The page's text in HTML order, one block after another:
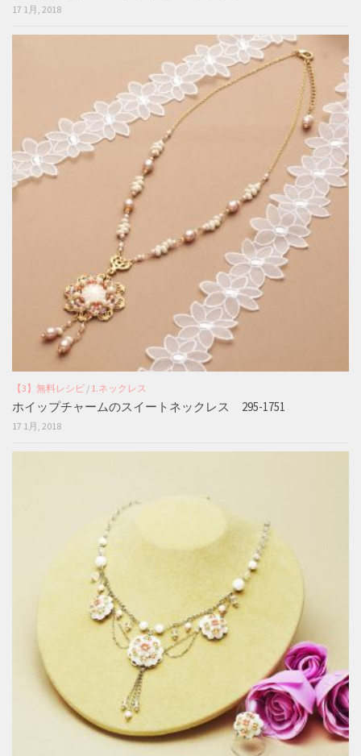
17 1月, 2018
【3】無料レシピ / 1.ネックレス
ホイップチャームのスイートネックレス 295-1751
17 1月, 2018